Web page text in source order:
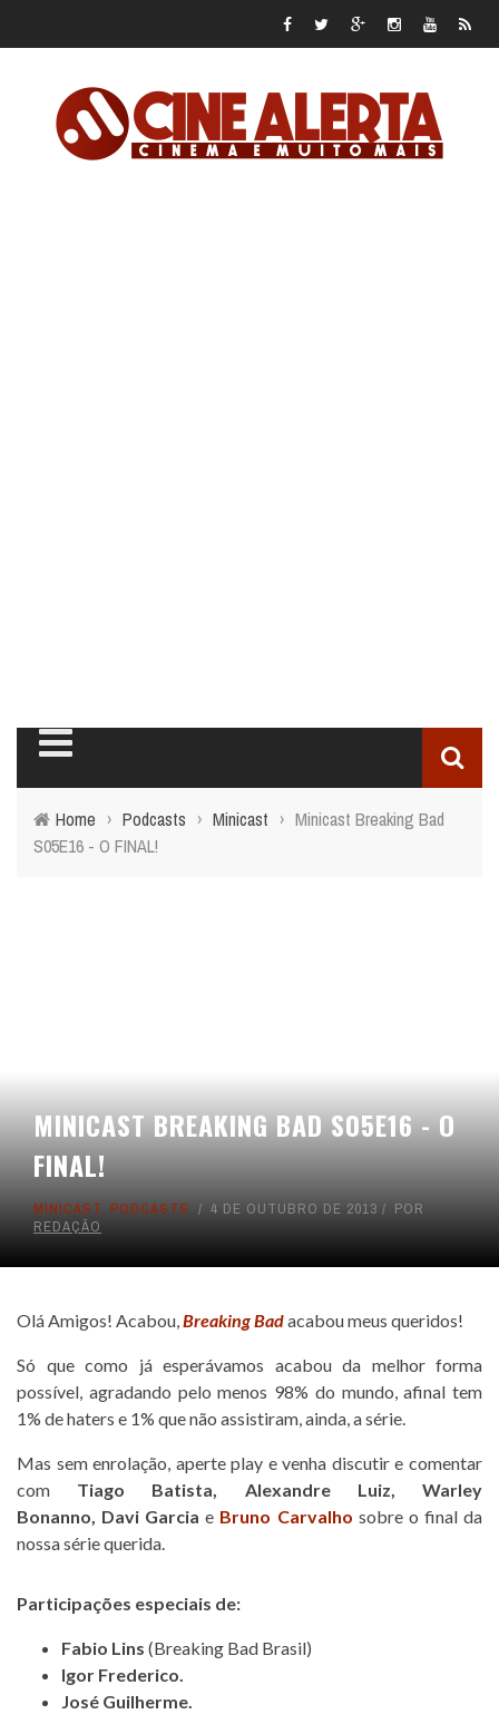
Home › Podcasts › Minicast › Minicast Breaking Bad
S05E16 - O FINAL!
MINICAST BREAKING BAD S05E16 - O
FINAL!
MINICAST, PODCASTS 4 DE OUTUBRO DE 2013
POR
REDAÇÃO
Olá Amigos! Acabou,Breaking Badacabou meus queridos!
Só que como já esperávamos acabou da melhor forma
possível, agradando pelo menos 98% do mundo, afinal tem
1% de haters e 1% que não assistiram, ainda, a série.
Mas sem enrolação, aperte play e venha discutir e comentar
com Tiago Batista, Alexandre Luiz,Warley
Bonanno, Davi Garcia e Bruno Carvalho sobre o final da
nossa série querida.
Participações especiais de:
Fabio Lins (Breaking Bad Brasil)
Igor Frederico.
José Guilherme.